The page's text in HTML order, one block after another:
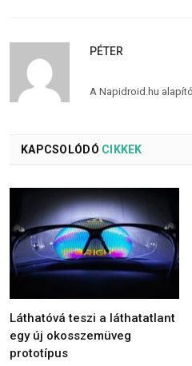
PÉTER
A Napidroid.hu
KAPCSOLÓDÓ CIKKEK
Láthatóvá teszi a láthatatlant
egy új okosszemüveg
prototípus